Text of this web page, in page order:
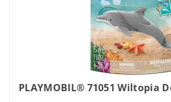
PLAYMOBIL® 71051 Wiltopia